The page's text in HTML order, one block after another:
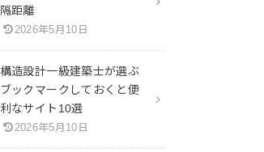
隔距離
2026年5月10日
構造設計一級建築士が選ぶ
ブックマークしておくと便
利なサイト10選
2026年5月10日